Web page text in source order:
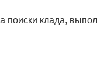
клада,